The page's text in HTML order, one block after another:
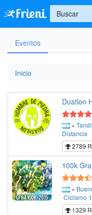
Ingresar
Eventos
Inicio
Duatlon
» Tandil
Distancia
2789
100k
»
Ciclismo
1329